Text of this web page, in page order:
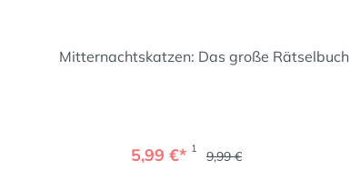
Mitternachtskatzen: Das große Rätselbuch
5,99 €* 1 9,99 €